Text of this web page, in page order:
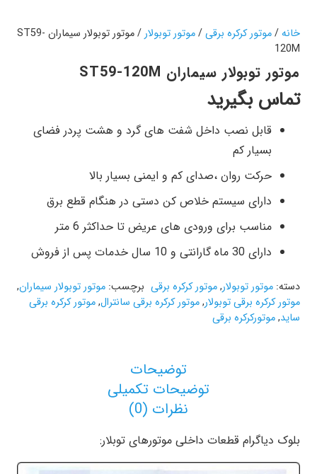
خانه/موتور کرکره برقی/موتور توبولار
/ موتور توبولار سیماران ST59-
120M
موتور توبولار سیماران ST59-120M
تماس بگیرید
قابل نصب داخل شفت های گرد و هشت پردر فضای
بسیار کم
حرکت روان ،صدای کم و ایمنی بسیار بالا
دارای سیستم خلاص کن دستی در هنگام قطع برق
مناسب برای ورودی های عریض تا حداکثر 6 متر
دارای 30 ماه گارانتی و 10 سال خدمات پس از فروش
دسته: موتور توبولار,موتور کرکره برقی برچسب: موتور توبولار سیماران,
موتور کرکره برقی توبولار,موتور کرکره برقی سانترال,موتور کرکره برقی
ساید,موتورکرکره برقی
توضیحات
توضیحات تکمیلی
نظرات (0)
بلوک دیاگرام قطعات داخلی موتورهای توبلار: